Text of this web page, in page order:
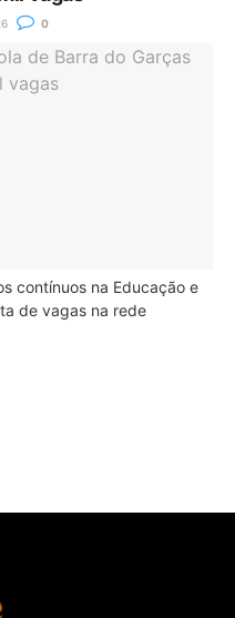
0
contínuos na Educação e
de vagas na rede